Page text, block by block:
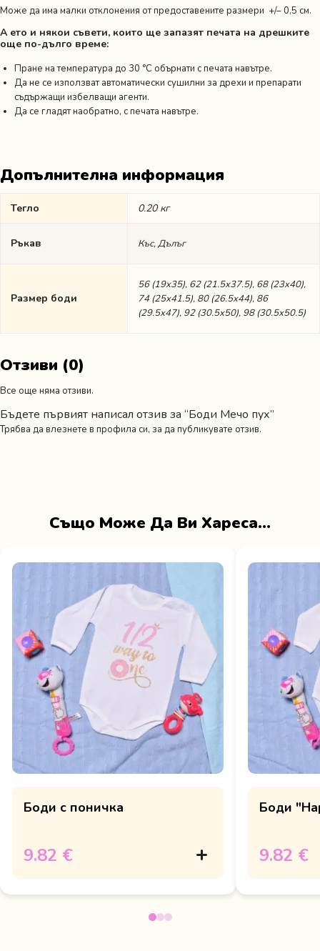
Може да има малки отклонения от предоставените размери +/– 0,5 см.
А ето и някои съвети, които ще запазят печата на дрешките
още по-дълго време:
Пране на температура до 30 °C обърнати с печата навътре.
Да не се използват автоматически сушилни за дрехи и препарати
съдържащи избелващи агенти.
Да се гладят наобратно, с печата навътре.
Допълнителна информация
Тегло 0.20 кг
Ръкав Къс, Дълъг
Размер боди
56 (19х35), 62 (21.5х37.5), 68 (23х40),
74 (25х41.5), 80 (26.5х44), 86
(29.5х47), 92 (30.5х50), 98 (30.5х50.5)
Отзиви (0)
Все още няма отзиви.
Бъдете първият написал отзив за “Боди Мечо пух”
Трябва да влезнете в профила си, за да публикувате отзив.
Също Може Да Ви Хареса…
Боди с поничка
9.82 €
Боди
9.82 €